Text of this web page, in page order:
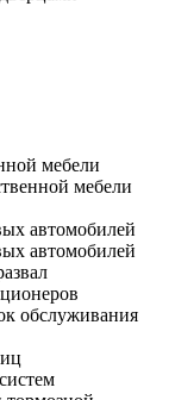
мебели
мебели
автомобилей
автомобилей
обслуживания